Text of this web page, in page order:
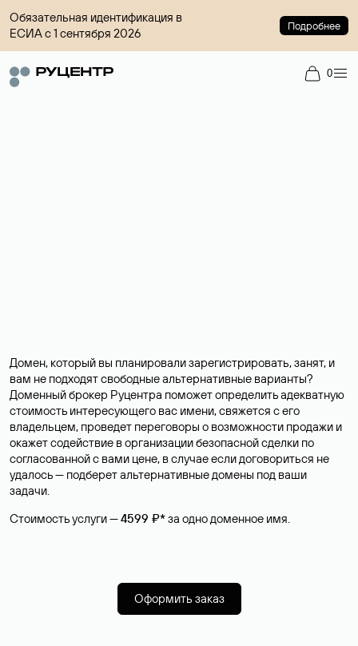
Обязательная идентификация в
ЕСИА с 1 сентября 2026
Подробнее
0
Домен, который вы планировали зарегистрировать, занят, и
вам не подходят свободные альтернативные варианты?
Доменный брокер Руцентра поможет определить адекватную
стоимость интересующего вас имени, свяжется с его
владельцем, проведет переговоры о возможности продажи и
окажет содействие в организации безопасной сделки по
согласованной с вами цене, в случае если договориться не
удалось — подберет альтернативные домены под ваши
задачи.
Стоимость услуги —4599 ₽*за одно доменное имя.
Оформить заказ